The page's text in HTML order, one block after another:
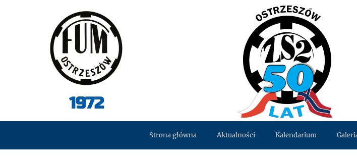
1972
Strona główna Aktualności Kalendarium